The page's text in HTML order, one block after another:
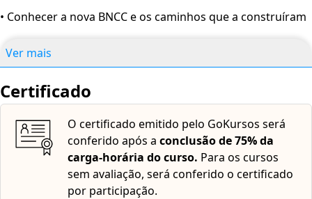
• Conhecer a nova BNCC e os caminhos que a construíram
Ver mais
Certificado
O certificado emitido pelo GoKursos será
conferido após a conclusão de 75% da
carga-horária do curso. Para os cursos
sem avaliação, será conferido o certificado
por participação.